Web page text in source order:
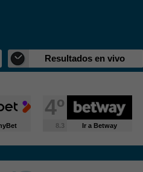
Resultados en vivo
4º
8.3 Ir a Betway